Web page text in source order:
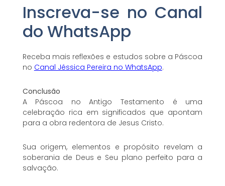
Inscreva-se no Canal
do WhatsApp
Receba mais reflexões e estudos sobre a Páscoa
no Canal Jéssica Pereira no WhatsApp.
Conclusão
A Páscoa no Antigo Testamento é uma
celebração rica em significados que apontam
para a obra redentora de Jesus Cristo.
Sua origem, elementos e propósito revelam a
soberania de Deus e Seu plano perfeito para a
salvação.